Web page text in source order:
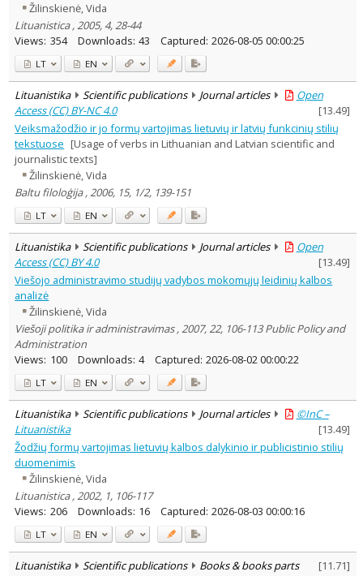
Žilinskienė, Vida
Lituanistica , 2005, 4, 28-44
Views: 354 Downloads: 43 Captured: 2026-08-05 00:00:25
LT EN
Lituanistika Scientific publications Journal articles
Open
Access (CC) BY-NC 4.0
[13.49]
Veiksmažodžio ir jo formų vartojimas lietuvių ir latvių funkcinių stilių
tekstuose [Usage of verbs in Lithuanian and Latvian scientific and
journalistic texts]
Žilinskienė, Vida
Baltu filoloģija , 2006, 15, 1/2, 139-151
LT EN
Lituanistika Scientific publications Journal articles
Open
Access (CC) BY 4.0
[13.49]
Viešojo administravimo studijų vadybos mokomųjų leidinių kalbos
analizė
Žilinskienė, Vida
Viešoji politika ir administravimas , 2007, 22, 106-113 Public Policy and
Administration
Views: 100 Downloads: 4 Captured: 2026-08-02 00:00:22
LT EN
Lituanistika Scientific publications Journal articles
©InC –
Lituanistika
[13.49]
Žodžių formų vartojimas lietuvių kalbos dalykinio ir publicistinio stilių
duomenimis
Žilinskienė, Vida
Lituanistica , 2002, 1, 106-117
Views: 206 Downloads: 16 Captured: 2026-08-03 00:00:16
LT EN
Lituanistika Scientific publications Books & books parts [11.71]